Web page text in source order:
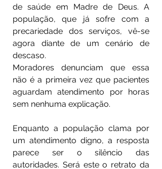
de saúde em Madre de Deus. A
população, que já sofre com a
precariedade dos serviços, vê-se
agora diante de um cenário de
descaso.
Moradores denunciam que essa
não é a primeira vez que pacientes
aguardam atendimento por horas
sem nenhuma explicação.
Enquanto a população clama por
um atendimento digno, a resposta
parece ser o silêncio das
autoridades. Será este o retrato da